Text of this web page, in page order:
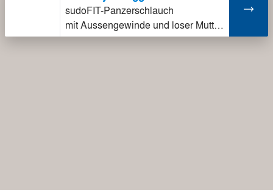
sudoFIT-Panzerschlauch
mit Aussengewinde und loser Mutter Darf nicht mit verchromtem Kupferrohr benutzt werden!